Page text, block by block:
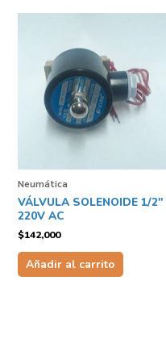
Neumática
VÁLVULA SOLENOIDE 1/2″
220V AC
$142,000
Añadir al carrito